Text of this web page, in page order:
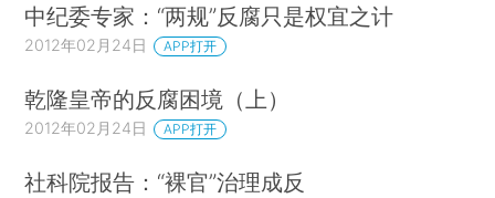
中纪委专家：“两规”反腐只是权宜之计
2012年02月24日 APP打开
乾隆皇帝的反腐困境（上）
2012年02月24日 APP打开
社科院报告：“裸官”治理成反